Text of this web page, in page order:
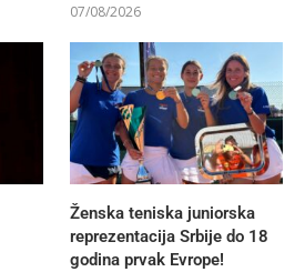
07/08/2026
Ženska teniska juniorska
reprezentacija Srbije do 18
godina prvak Evrope!